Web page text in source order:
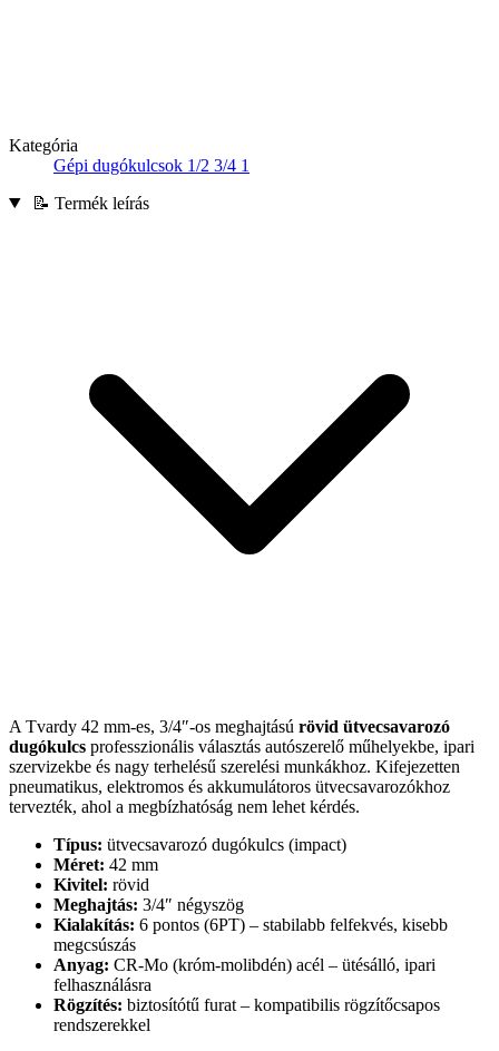
Kategória
Gépi dugókulcsok 1/2 3/4 1
📝 Termék leírás
A Tvardy 42 mm-es, 3/4″-os meghajtású rövid ütvecsavarozó
dugókulcs professzionális választás autószerelő műhelyekbe, ipari
szervizekbe és nagy terhelésű szerelési munkákhoz. Kifejezetten
pneumatikus, elektromos és akkumulátoros ütvecsavarozókhoz
tervezték, ahol a megbízhatóság nem lehet kérdés.
Típus: ütvecsavarozó dugókulcs (impact)
Méret: 42 mm
Kivitel: rövid
Meghajtás: 3/4″ négyszög
Kialakítás: 6 pontos (6PT) – stabilabb felfekvés, kisebb
megcsúszás
Anyag: CR-Mo (króm-molibdén) acél – ütésálló, ipari
felhasználásra
Rögzítés: biztosítótű furat – kompatibilis rögzítőcsapos
rendszerekkel